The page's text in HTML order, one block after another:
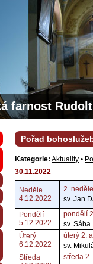
farnost
Pořad
Kategorie: Aktuality •
30.11.2022
Neděle
4.12.2022
2.
sv. Jan
Pondělí
5.12.2022
pondělí
sv. Sába
Úterý
6.12.2022
úterý 2.
sv.
Středa
středa